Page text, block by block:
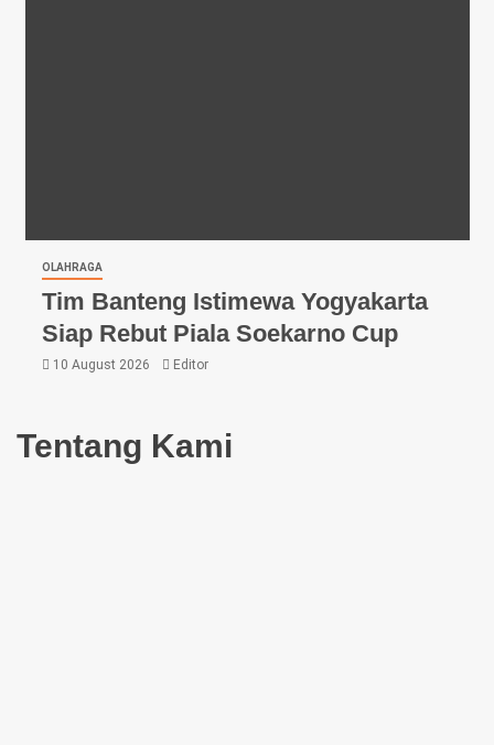
OLAHRAGA
Tim Banteng Istimewa Yogyakarta
Siap Rebut Piala Soekarno Cup
10 August 2026 Editor
Tentang Kami